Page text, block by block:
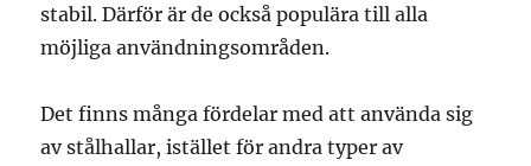
stabil. Därför är de också populära till alla
möjliga användningsområden.
Det finns många fördelar med att använda sig
av stålhallar, istället för andra typer av